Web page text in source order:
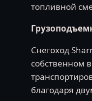
топливной
Снегоход
собственном
благодаря